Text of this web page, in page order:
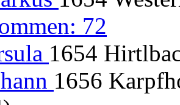
72
1654
1656